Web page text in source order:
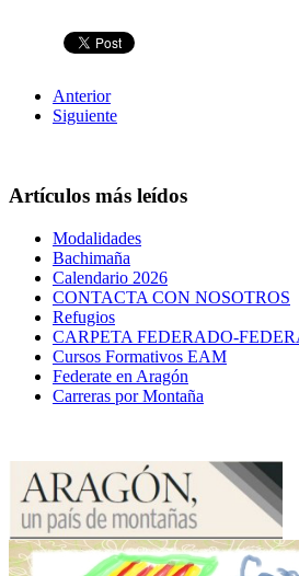
Anterior
Siguiente
Artículos más leídos
Modalidades
Bachimaña
Calendario 2026
CONTACTA CON NOSOTROS
Refugios
CARPETA FEDERADO-
Cursos Formativos EAM
Federate en Aragón
Carreras por Montaña